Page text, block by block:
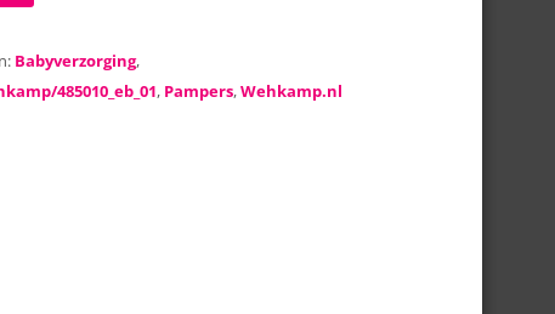
Babyverzorging,
485010_eb_01, Pampers,Wehkamp.nl